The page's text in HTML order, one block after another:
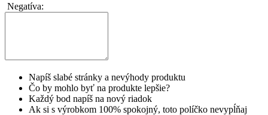
Negatíva:
Napíš slabé stránky a nevýhody produktu
Čo by mohlo byť na produkte lepšie?
Každý bod napíš na nový riadok
Ak si s výrobkom 100% spokojný, toto políčko nevypĺňaj